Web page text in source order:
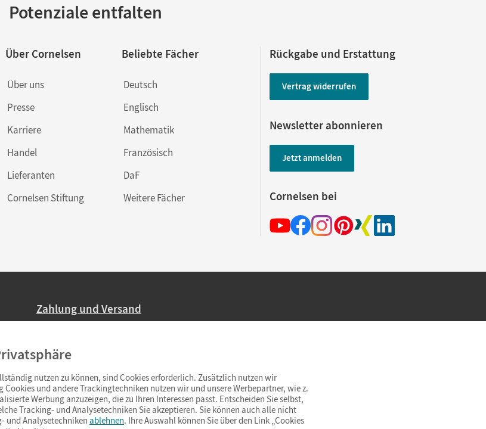
Potenziale entfalten
Über Cornelsen
Über uns
Presse
Karriere
Handel
Lieferanten
Cornelsen Stiftung
Beliebte Fächer
Deutsch
Englisch
Mathematik
Französisch
DaF
Weitere Fächer
Rückgabe und Erstattung
Vertrag widerrufen
Newsletter abonnieren
Jetzt anmelden
Cornelsen bei
Zahlung und Versand
Ab 59,– EUR Bestellwert liefern wir versandkostenfrei innerhalb Deutschlands
(Lieferung in 3–6 Tagen).
nutzen zu können, sind Cookies erforderlich. Zusätzlich nutzen wir
und andere Trackingtechniken nutzen wir und unsere Werbepartner, wie z.
Werbung anzuzeigen, die zu Ihren Interessen passt. Entscheiden Sie selbst,
Tracking- und Analysetechniken Sie akzeptieren. Sie können auch alle nicht
und Analysetechniken ablehnen. Ihre Auswahl können Sie über den Link „Cookies